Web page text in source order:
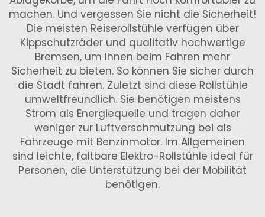
machen. Und vergessen Sie nicht die Sicherheit!
Die meisten Reiserollstühle verfügen über
Kippschutzräder und qualitativ hochwertige
Bremsen, um Ihnen beim Fahren mehr
Sicherheit zu bieten. So können Sie sicher durch
die Stadt fahren. Zuletzt sind diese Rollstühle
umweltfreundlich. Sie benötigen meistens
Strom als Energiequelle und tragen daher
weniger zur Luftverschmutzung bei als
Fahrzeuge mit Benzinmotor. Im Allgemeinen
sind leichte, faltbare Elektro-Rollstühle ideal für
Personen, die Unterstützung bei der Mobilität
benötigen.